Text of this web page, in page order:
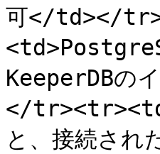
可</td></
KeeperDBの
</
と、接続され